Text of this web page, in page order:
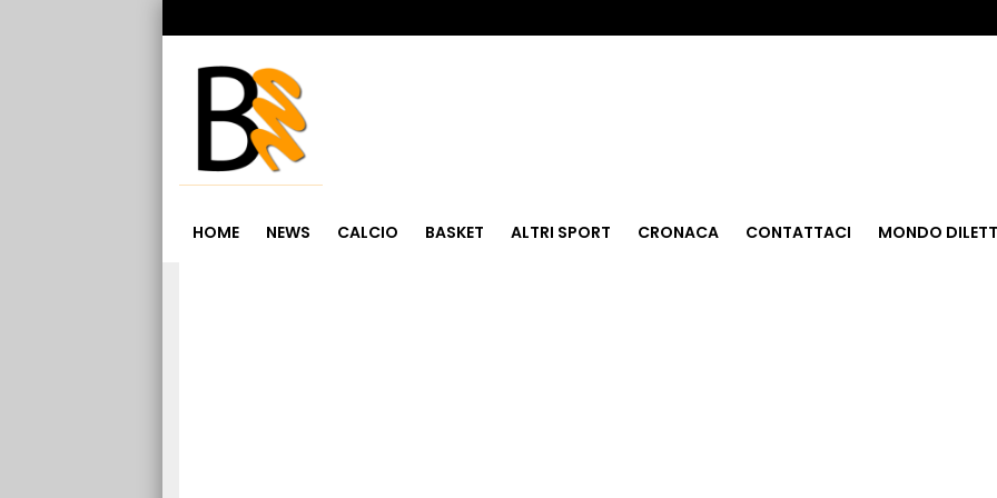
HOME NEWS CALCIO BASKET ALTRI SPORT CRONACA CONTATTACI MONDO